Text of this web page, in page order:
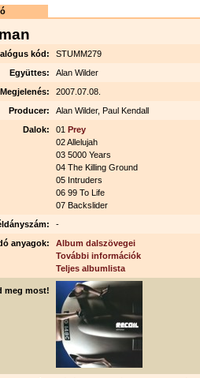
kód:
STUMM279
Együttes:
Alan Wilder
Megjelenés:
2007.07.08.
Producer:
Alan Wilder, Paul Kendall
Dalok:
01 Prey
02 Allelujah
03 5000 Years
04 The Killing Ground
05 Intruders
06 99 To Life
07 Backslider
-
anyagok:
Album dalszövegei
További információk
Teljes albumlista
meg most!